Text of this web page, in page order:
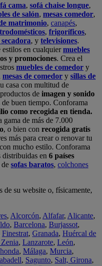
cama, sofá chaise longue,
de salón, mesas comedor,
matrimonio, canapés,
, frigoríficos,
, y televisiones.
estilos en cualquiermuebles
y promociones. Crea el
muebles de comedor y
mesas de comedor y sillas de
casa con multitud de
de imagen y sonido
de buen tiempo. Conforama
como recogida en tienda.
gama de más de 7.000
, o bien con recogida gratis
más para crear o renovar tu
mucho estilo. Conforama
distribuidas en 6 países
sofas baratos, colchones
de su website o, físicamente,
, Alcorcón, Alfafar, Alicante,
, Barcelona, Burjassot,
Finestrat, Granada, Huércal de
, Lanzarote, León,
, Málaga, Murcia,
, Sagunto, Salt, Girona,